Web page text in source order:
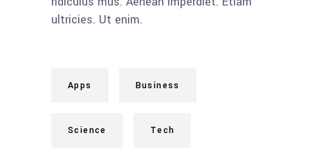
ultricies. Ut enim.
Apps Business
Science Tech